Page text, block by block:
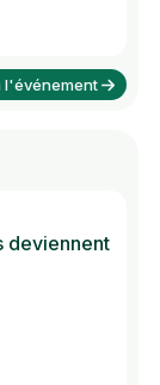
l'événement
deviennent